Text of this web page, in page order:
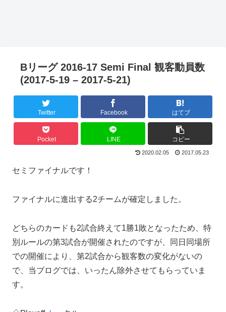
Bリーグ 2016-17 Semi Final 観客動員数
(2017-5-19 – 2017-5-21)
Twitter Facebook はてブ
Pocket LINE コピー
2020.02.05 2017.05.23
セミファイナルです！
ファイナルに進出する2チームが確定しました。
どちらのカードも2試合終えて1勝1敗となったため、特
別ルールの第3試合が開催されたのですが、同日同場所
での開催により、第2試合から観客数の変化がないの
で、当ブログでは、いったん除外させてもらっていま
す。